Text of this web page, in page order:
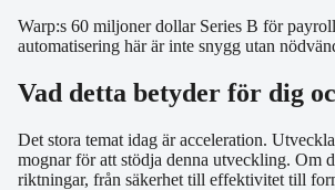
Warp:s 60 miljoner dollar Series B för
automatisering här är inte snygg utan
Vad detta betyder för dig
Det stora temat idag är acceleration.
mognar för att stödja denna utveckling. Om
riktningar, från säkerhet till effektivitet till